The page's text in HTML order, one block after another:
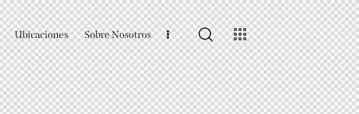
Ubicaciones Sobre Nosotros